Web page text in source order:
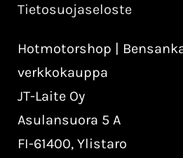
Tietosuojaseloste
Hotmotorshop |
verkkokauppa
JT-Laite Oy
Asulansuora 5 A
FI-61400, Ylistaro